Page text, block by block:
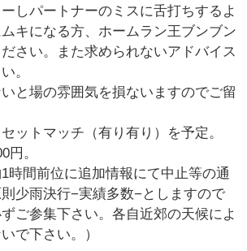
しパートナーのミスに舌打ちするよ
キになる方、ホームラン王ブンブン
さい。また求められないアドバイス
。
いと場の雰囲気を損ないますのでご留
ットマッチ（有り有り）を予定。
円。
時間前位に追加情報にて中止等の通
少雨決行−実績多数−としますので
ご参集下さい。各自近郊の天候によ
で下さい。）